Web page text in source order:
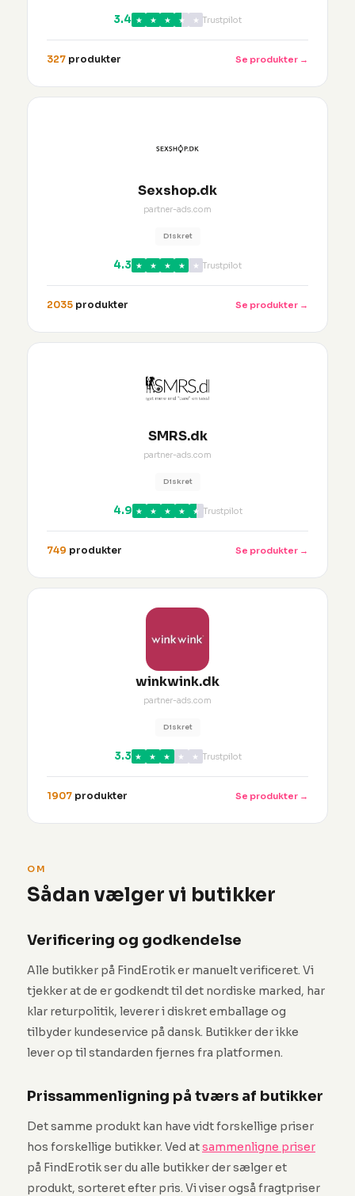
3.4 ★ ★ ★ ★ ★ Trustpilot
327 produkter Se produkter →
Sexshop.dk
partner-ads.com
Diskret
4.3 ★ ★ ★ ★ ★ Trustpilot
2035 produkter Se produkter →
SMRS.dk
partner-ads.com
Diskret
4.9 ★ ★ ★ ★ ★ Trustpilot
749 produkter Se produkter →
winkwink.dk
partner-ads.com
Diskret
3.3 ★ ★ ★ ★ ★ Trustpilot
1907 produkter Se produkter →
OM
Sådan vælger vi butikker
Verificering og godkendelse
Alle butikker på FindErotik er manuelt verificeret. Vi
tjekker at de er godkendt til det nordiske marked, har
klar returpolitik, leverer i diskret emballage og
tilbyder kundeservice på dansk. Butikker der ikke
lever op til standarden fjernes fra platformen.
Prissammenligning på tværs af butikker
Det samme produkt kan have vidt forskellige priser
hos forskellige butikker. Ved atsammenligne priser
på FindErotik ser du alle butikker der sælger et
produkt, sorteret efter pris. Vi viser også fragtpriser